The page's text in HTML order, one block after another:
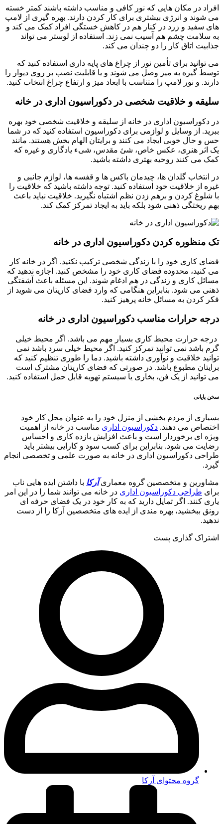
افراد در مکان هایی که نور کافی و مناسب داشته باشند کمتر خسته
می شوند و انرژی بیشتری برای کار کردن دارند. بهره گیری از لامپ
های سفید و زرد در کنار هم در کاهش خستگی افراد کمک می کند و
به سلامت چشم هم آسیب نمی زند. استفاده از لوستر می تواند
جذابیت اتاق کار را دو چندان می کند.
می توانید برای تأمین نور از چراغ های پایه داری استفاده کنید که
توسط گیره به میز وصل می شوند و یا قابلیت نصب بر روی دیوار را
دارند. و نور لامپ را متناسب با ابعاد میز و ارتفاع چراغ انتخاب کنید.
سلیقه و خلاقیت شخصی در دکوراسیون اداری در خانه
در دکوراسیون اداری در خانه از سلیقه و خلاقیت شخصی خود بهره
ببرید. از وسایل و لوازمی برای دکوراسیون استفاده کنید که در شما
حس و حال خوبی ایجاد می کنند و برایتان الهام بخش هستند. مانند
یک اثر هنری، عکس خاص، شئ مقدس، شیء یادگاری و غیره که
کمک می کنند روحیه بهتری داشته باشید.
در انتخاب گلدان ها، چیدمان باکس ها و قفسه ها، لوازم جانبی و
غیره از خلاقیت خود استفاده کنید. توجه داشته باشید که خلاقیت را
با شلوغ کردن و برهم زدن نظم اشتباه نگیرید. خلاقیت نباید باعث
بهم ریختگی ذهنی شود بلکه باید به ایجاد تمرکز کمک کند.
تک منظوره کردن دکوراسیون اداری در خانه
فضای کاری خود را با زندگی شخصی ترکیب نکنید. اگر در خانه کار
می کنید، محدوده فضای کاری خود را مشخص کنید. اجازه ندهید که
مسائل کاری و زندگی در هم ادغام شوند. این مسئله باعث آشفتگی
ذهنی می شود. بنابراین هنگامی که وارد فضای کاریتان می شوید از
فکر کردن به مسائل خانه پرهیز کنید.
درجه حرارات مناسب دکوراسیون اداری در خانه
درجه حرارت محیط کاری بسیار مهم می باشد. اگر محیط خیلی
گرم باشد نمی توانید تمرکز کنید. اگر محیط خیلی سرد باشد نمی
توانید خلاقیت و نوآوری داشته باشید. دما را طوری تنظیم کنید که
برایتان مطبوع باشد. در صورتی که فضای کاریتان مشترک است
می توانید از یک فن، بخاری یا سیستم تهویه قابل حمل استفاده کنید.
سخن پایانی
بسیاری از مردم بخشی از منزل خود را به عنوان محل کار خود
اختصاص می دهند. دکوراسیون اداری مناسب در خانه از اهمیت
ویژه ای برخوردار است و باعث افزایش بازده کاری و احساس
رضایت می شود. بنابراین برای کسب سود و کارایی بیشتر باید
طراحی دکوراسیون اداری در خانه به صورت علمی و تخصصی انجام
گیرد.
مشاورین و متخصصین گروه معماریآرکا با داشتن ایده هایی ناب
برای طراحی دکوراسیون اداری در خانه می توانند شما را در این امر
یاری کنند. اگر تمایل دارید که به کار خود در یک فضای حرفه ای
رونق ببخشید، بهره مندی از ایده های متخصصین آرکا را از دست
ندهید.
اشتراک گذاری پست
گروه محتوای آرکا